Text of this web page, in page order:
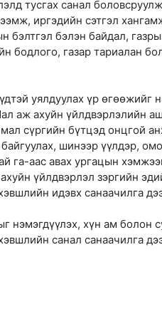
тусгах санал
иргэдийн сэтгэл
бэлтгэл бэлэн байдал,
бодлого, газар тариалан
уялдуулах үр өгөөжийг
аж ахуйн үйлдвэрлэлийн
сүргийн бүтцэд онцгой
шинээр үүлдэр,
га-аас авах ургацын
үйлдвэрлэл зэргийн
идэвх санаачилга
нэмэгдүүлэх, хүн ам болон
санал санаачилга